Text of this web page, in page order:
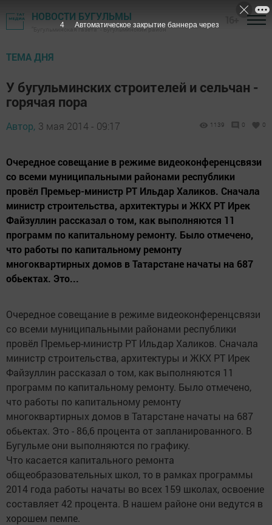
НОВОСТИ БУГУЛЬМЫ
"Бугульминская газета" - Бугульминский район
ТЕМА ДНЯ
У бугульминских строителей и сельчан -
горячая пора
Автор, 3 мая 2014 - 09:17 1139 0 0
Очередное совещание в режиме видеоконференцсвязи
со всеми муниципальными районами республики
провёл Премьер-министр РТ Ильдар Халиков. Сначала
министр строительства, архитектуры и ЖКХ РТ Ирек
Файзуллин рассказал о том, как выполняются 11
программ по капитальному ремонту. Было отмечено,
что работы по капитальному ремонту
многоквартирных домов в Татарстане начаты на 687
обьектах. Это...
Очередное совещание в режиме видеоконференцсвязи
со всеми муниципальными районами республики
провёл Премьер-министр РТ Ильдар Халиков. Сначала
министр строительства, архитектуры и ЖКХ РТ Ирек
Файзуллин рассказал о том, как выполняются 11
программ по капитальному ремонту. Было отмечено,
что работы по капитальному ремонту
многоквартирных домов в Татарстане начаты на 687
обьектах. Это - 86,6 процента от запланированного. В
Бугульме они выполняются по графику.
Что касается капитального ремонта
общеобразовательных школ, то в рамках программы
2014 года работы начаты во всех 159 школах, освоение
составляет 42 процента. В нашем районе они ведутся в
хорошем пемпе.
3 Автоматическое закрытие баннера через